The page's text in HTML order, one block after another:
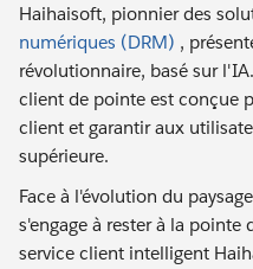
Haihaisoft, pionnier des
numériques (DRM) ,
révolutionnaire, basé sur
client de pointe est conçue
client et garantir aux
supérieure.
Face à l'évolution du
s'engage à rester à la pointe
service client intelligent